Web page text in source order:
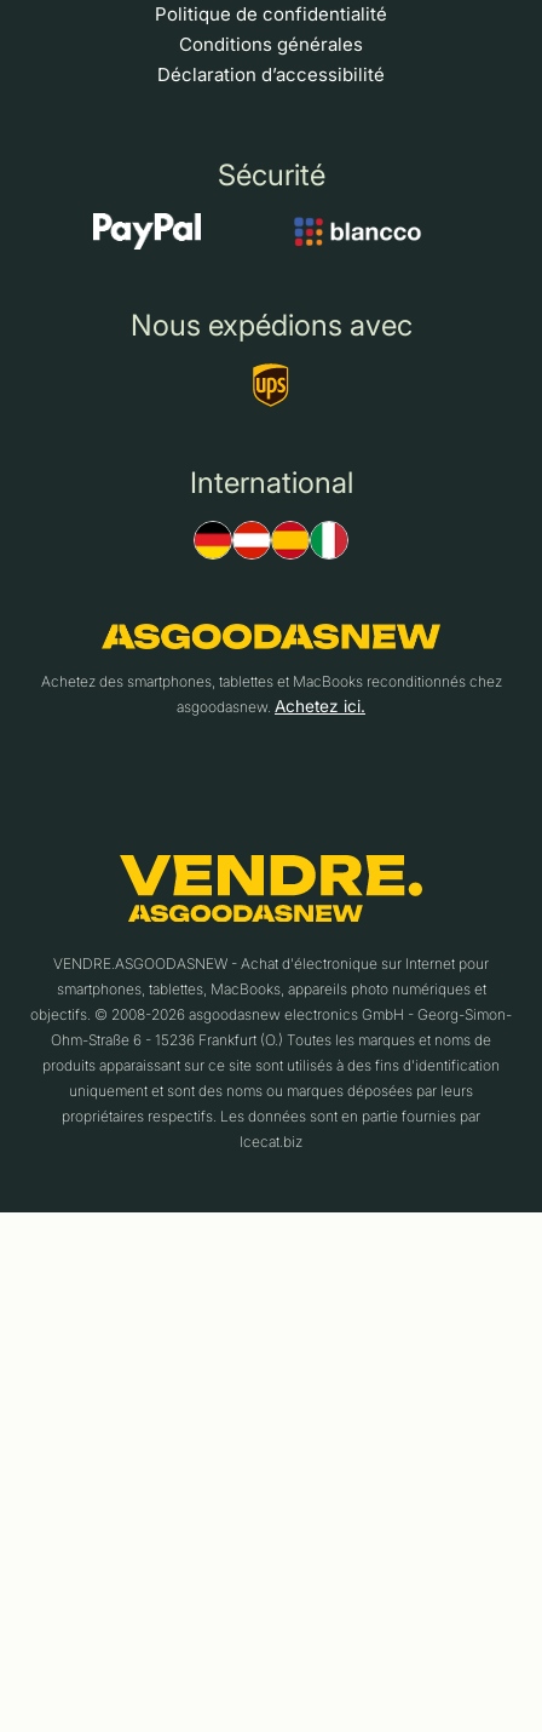
Politique de confidentialité
Conditions générales
Déclaration d’accessibilité
Sécurité
Nous expédions avec
International
Achetez des smartphones, tablettes et MacBooks reconditionnés chez
asgoodasnew. Achetez ici.
VENDRE.ASGOODASNEW - Achat d'électronique sur Internet pour
smartphones, tablettes, MacBooks, appareils photo numériques et
objectifs. © 2008-2026 asgoodasnew electronics GmbH - Georg-Simon-
Ohm-Straße 6 - 15236 Frankfurt (O.) Toutes les marques et noms de
produits apparaissant sur ce site sont utilisés à des fins d'identification
uniquement et sont des noms ou marques déposées par leurs
propriétaires respectifs. Les données sont en partie fournies par
Icecat.biz